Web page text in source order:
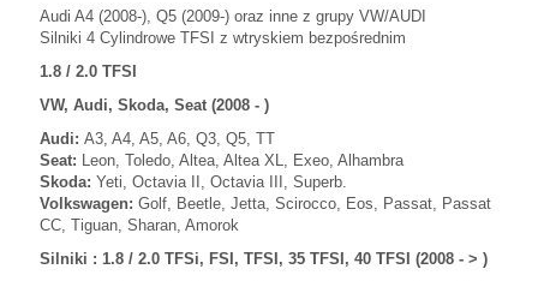
Audi A4 (2008-), Q5 (2009-) oraz inne z grupy VW/AUDI
Silniki 4 Cylindrowe TFSI z wtryskiem bezpośrednim
1.8 / 2.0 TFSI
VW, Audi, Skoda, Seat (2008 - )
Audi: A3, A4, A5, A6, Q3, Q5, TT
Seat: Leon, Toledo, Altea, Altea XL, Exeo, Alhambra
Skoda: Yeti, Octavia II, Octavia III, Superb.
Volkswagen: Golf, Beetle, Jetta, Scirocco, Eos, Passat, Passat
CC, Tiguan, Sharan, Amorok
Silniki : 1.8 / 2.0 TFSi, FSI, TFSI, 35 TFSI, 40 TFSI (2008 - > )